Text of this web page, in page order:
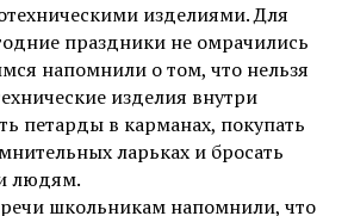
изделиями. Для
праздники не омрачились
напомнили о том, что нельзя
изделия внутри
петарды в карманах, покупать
ларьках и бросать
людям.
школьникам напомнили, что